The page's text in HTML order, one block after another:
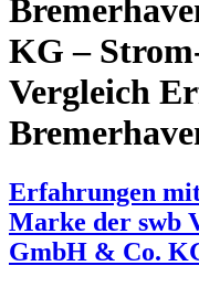
KG –
Vergleich
Erfahrungen
Marke der swb
GmbH & Co.